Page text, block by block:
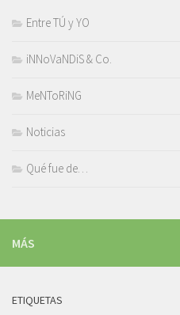
Entre TÚ y YO
iNNoVaNDiS & Co.
MeNToRiNG
Noticias
Qué fue de…
MÁS
ETIQUETAS